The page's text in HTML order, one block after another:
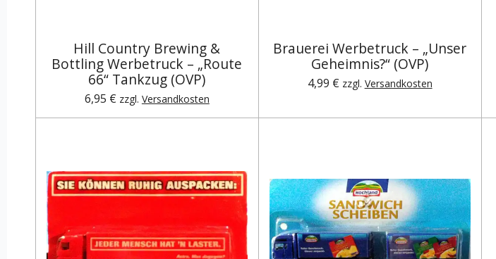
Hill Country Brewing &
Bottling Werbetruck – „Route
66“ Tankzug (OVP)
6,95 € zzgl. Versandkosten
Brauerei Werbetruck – „Unser
Geheimnis?“ (OVP)
4,99 € zzgl. Versandkosten